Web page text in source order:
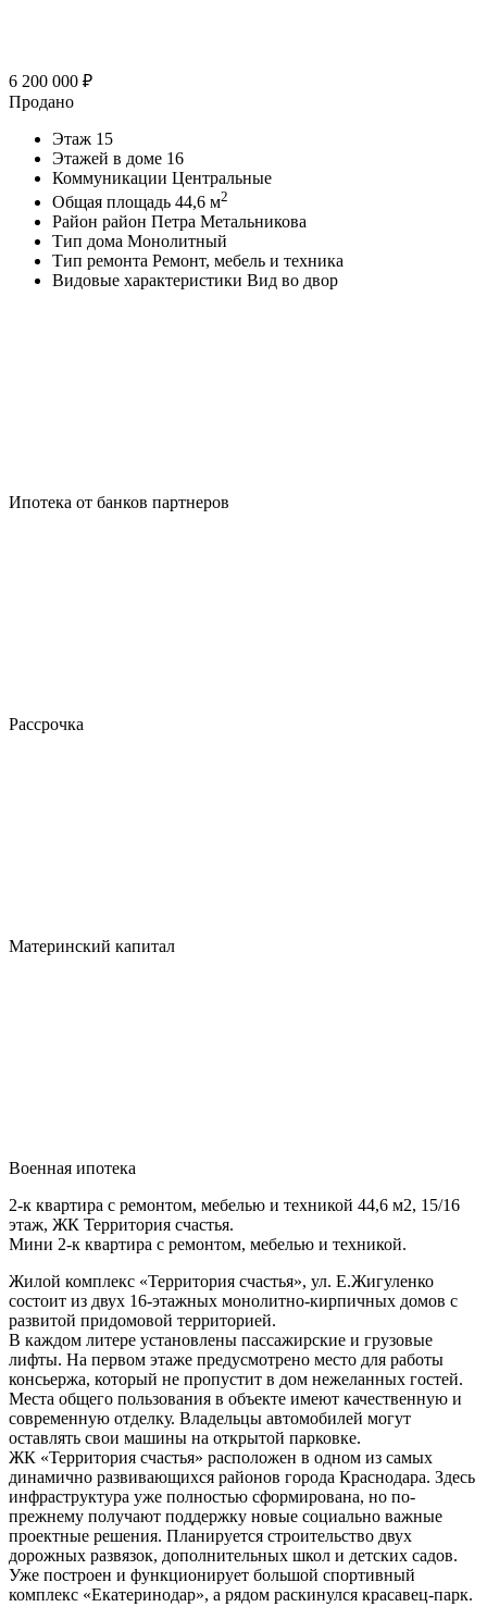
6 200 000 ₽
Продано
Этаж 15
Этажей в доме 16
Коммуникации Центральные
Общая площадь 44,6 м2
Район район Петра Метальникова
Тип дома Монолитный
Тип ремонта Ремонт, мебель и техника
Видовые характеристики Вид во двор
Ипотека от банков партнеров
Рассрочка
Материнский капитал
Военная ипотека
2-к квартира с ремонтом, мебелью и техникой 44,6 м2, 15/16
этаж, ЖК Территория счастья.
Мини 2-к квартира с ремонтом, мебелью и техникой.
Жилой комплекс «Территория счастья», ул. Е.Жигуленко
состоит из двух 16-этажных монолитно-кирпичных домов с
развитой придомовой территорией.
В каждом литере установлены пассажирские и грузовые
лифты. На первом этаже предусмотрено место для работы
консьержа, который не пропустит в дом нежеланных гостей.
Места общего пользования в объекте имеют качественную и
современную отделку. Владельцы автомобилей могут
оставлять свои машины на открытой парковке.
ЖК «Территория счастья» расположен в одном из самых
динамично развивающихся районов города Краснодара. Здесь
инфраструктура уже полностью сформирована, но по-
прежнему получают поддержку новые социально важные
проектные решения. Планируется строительство двух
дорожных развязок, дополнительных школ и детских садов.
Уже построен и функционирует большой спортивный
комплекс «Екатеринодар», а рядом раскинулся красавец-парк.